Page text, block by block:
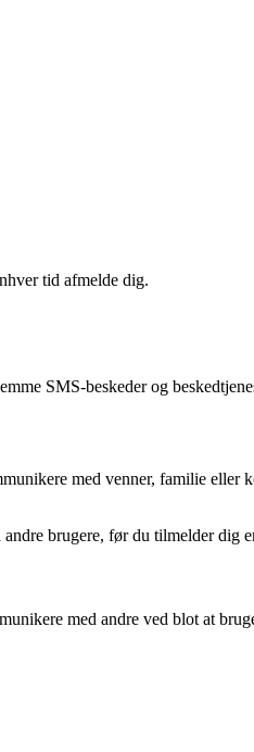
tid afmelde dig.
SMS-beskeder og
med venner, familie eller
brugere, før du tilmelder dig
med andre ved blot at